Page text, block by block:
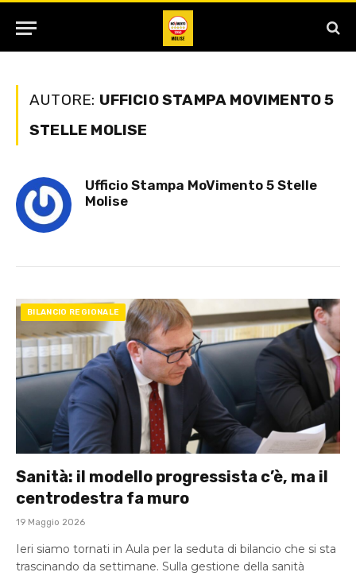
AUTORE: UFFICIO STAMPA MOVIMENTO 5
STELLE MOLISE
Ufficio Stampa MoVimento 5 Stelle
Molise
BILANCIO REGIONALE
Sanità: il modello progressista c’è, ma il
centrodestra fa muro
19 Maggio 2026
Ieri siamo tornati in Aula per la seduta di bilancio che si sta
trascinando da settimane. Sulla gestione della sanità